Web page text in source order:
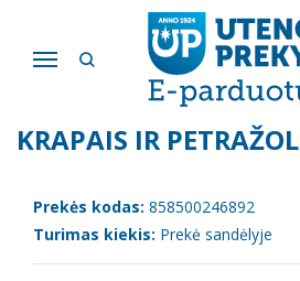
Navigacija
Prieskoniai, druska, cukrus
Sultinys "Maggi" višiena su krapais ir
SULTINYS "MAGGI"
KRAPAIS IR
Prekės kodas: 858500246892
Turimas kiekis: Prekė sandėlyje